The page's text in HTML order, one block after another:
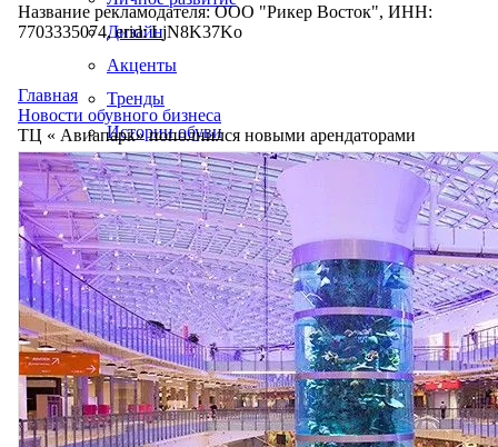
Дизайн
Акценты
Тренды
Истории обуви
Производство
Название рекламодателя: ООО "Рикер Восток", ИНН:
7703335074, erid: LjN8K37Ko
Главная
Новости обувного бизнеса
ТЦ « Авиапарк» пополнился новыми арендаторами